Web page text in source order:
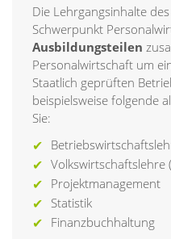
Die Lehrgangsinhalte
Schwerpunkt
Ausbildungsteilen
Personalwirtschaft um
Staatlich geprüften
beispielsweise folgende
Sie:
Volkswirtschaftslehre
Projektmanagement
Statistik
Finanzbuchhaltung